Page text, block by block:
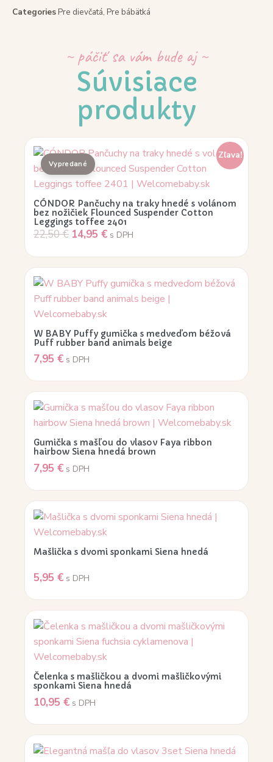
CategoriesPre dievčatá, Pre bábätká
~ páčiť sa vám bude aj ~
Súvisiace
produkty
Zľava!
CÓNDOR Pančuchy na traky hnedé s volánom
bez nožičiek Flounced Suspender Cotton
Leggings toffee 2401
22,50€ 14,95 € s DPH
W BABY Puffy gumička s medveďom béžová
Puff rubber band animals beige
7,95 € s DPH
Gumička s mašľou do vlasov Faya ribbon
hairbow Siena hnedá brown
7,95 € s DPH
Mašlička s dvomi sponkami Siena hnedá
5,95 € s DPH
Čelenka s mašličkou a dvomi mašličkovými
sponkami Siena hnedá
10,95 € s DPH